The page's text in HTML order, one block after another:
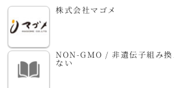
株式会社マゴメ
NON-GMO / 非遺伝子組み
ない